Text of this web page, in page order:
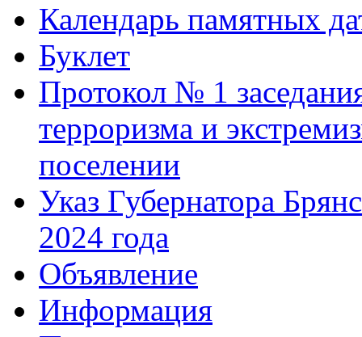
Календарь памятных
Буклет
Протокол № 1
терроризма и
поселении
Указ Губернатора
2024 года
Объявление
Информация